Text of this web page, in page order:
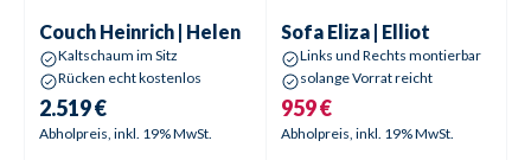
Couch Heinrich | Helen
Kaltschaum im Sitz
Rücken echt kostenlos
2.519 €
Abholpreis, inkl. 19% MwSt.
Aktionspreis
Sofa Eliza | Elliot
Links und Rechts montierbar
solange Vorrat reicht
959 €
Abholpreis, inkl. 19% MwSt.